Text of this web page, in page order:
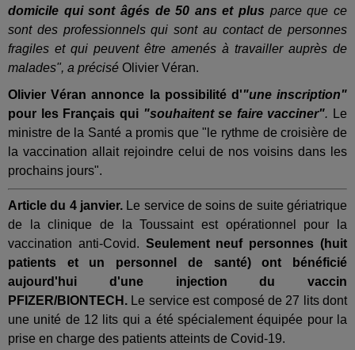
domicile qui sont âgés de 50 ans et plus parce que ce
sont des professionnels qui sont au contact de personnes
fragiles et qui peuvent être amenés à travailler auprès de
malades", a précisé Olivier Véran.
Olivier Véran annonce la possibilité d'"une inscription"
pour les Français qui"souhaitent se faire vacciner". Le
ministre de la Santé a promis que "le rythme de croisière de
la vaccination allait rejoindre celui de nos voisins dans les
prochains jours".
Article du 4 janvier.Le service de soins de suite gériatrique
de la clinique de la Toussaint est opérationnel pour la
vaccination anti-Covid. Seulement neuf personnes (huit
patients et un personnel de santé) ont bénéficié
aujourd'hui d'une injection du vaccin
PFIZER/BIONTECH. Le service est composé de 27 lits dont
une unité de 12 lits qui a été spécialement équipée pour la
prise en charge des patients atteints de Covid-19.